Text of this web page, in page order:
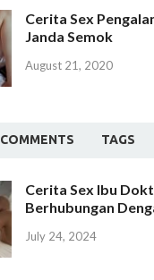
Cerita Sex
Janda Semok
August 21, 2020
COMMENTS TAGS
Cerita Sex Ibu
Berhubungan
July 24, 2024